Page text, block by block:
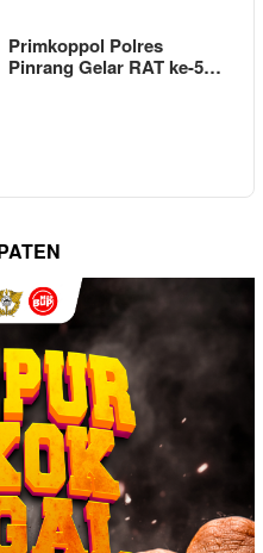
Primkoppol Polres
Pinrang Gelar RAT ke-5…